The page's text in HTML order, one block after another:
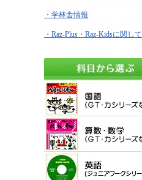
・学林舎情報
・Raz-Plus・Raz-Kidsに関して